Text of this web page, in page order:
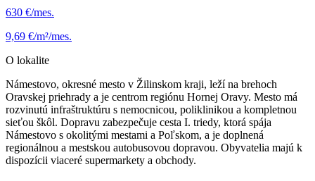
630 €/mes.
9,69 €/m²/mes.
O lokalite
Námestovo, okresné mesto v Žilinskom kraji, leží na brehoch
Oravskej priehrady a je centrom regiónu Hornej Oravy. Mesto má
rozvinutú infraštruktúru s nemocnicou, poliklinikou a kompletnou
sieťou škôl. Dopravu zabezpečuje cesta I. triedy, ktorá spája
Námestovo s okolitými mestami a Poľskom, a je doplnená
regionálnou a mestskou autobusovou dopravou. Obyvatelia majú k
dispozícii viaceré supermarkety a obchody.